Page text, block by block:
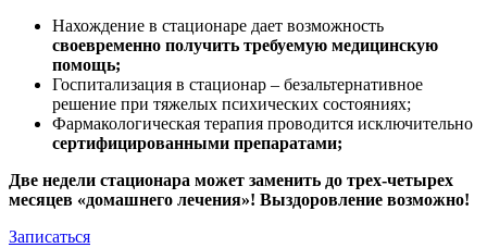
Нахождение в стационаре дает возможность
своевременно получить требуемую медицинскую
помощь;
Госпитализация в стационар – безальтернативное
решение при тяжелых психических состояниях;
Фармакологическая терапия проводится исключительно
сертифицированными препаратами;
Две недели стационара может заменить до трех-четырех
месяцев «домашнего лечения»! Выздоровление возможно!
Записаться